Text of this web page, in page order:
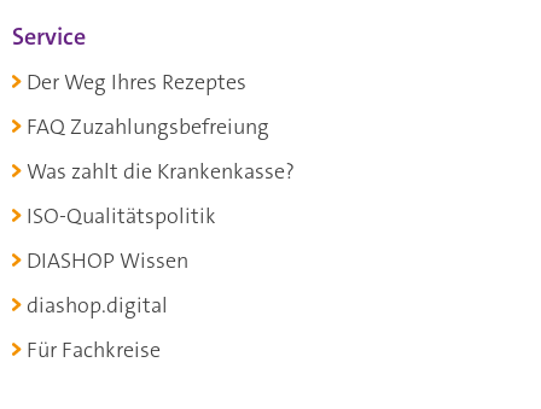
Service
Der Weg Ihres Rezeptes
FAQ Zuzahlungsbefreiung
Was zahlt die Krankenkasse?
ISO-Qualitätspolitik
DIASHOP Wissen
diashop.digital
Für Fachkreise